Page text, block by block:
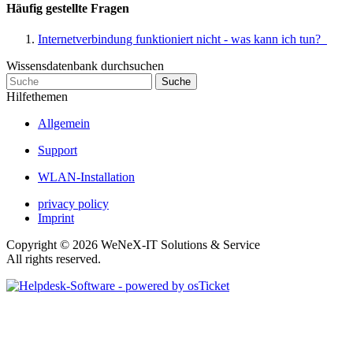
Häufig gestellte Fragen
Internetverbindung funktioniert nicht - was kann ich tun?
Wissensdatenbank durchsuchen
Hilfethemen
Allgemein
Support
WLAN-Installation
privacy policy
Imprint
Copyright © 2026 WeNeX-IT Solutions & Service
All rights reserved.